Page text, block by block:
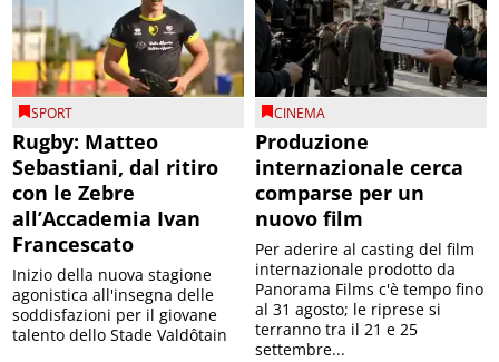
SPORT
Rugby: Matteo
Sebastiani, dal ritiro
con le Zebre
all’Accademia Ivan
Francescato
Inizio della nuova stagione
agonistica all'insegna delle
soddisfazioni per il giovane
talento dello Stade Valdôtain
CINEMA
Produzione
internazionale cerca
comparse per un
nuovo film
Per aderire al casting del film
internazionale prodotto da
Panorama Films c'è tempo fino
al 31 agosto; le riprese si
terranno tra il 21 e 25
settembre...